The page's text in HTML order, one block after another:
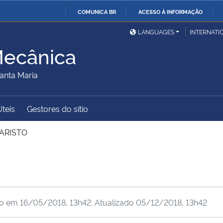
COMUNICA BR ACESSO À INFORMAÇÃO
Ministério da Defesa
Ministério das Relações
Exteriores
Ministério da Cidadania
Ministério do
Desenvolvimento Regional
LANGUAGES
Maria
Gestores do sítio
em 16/05/2018, 13h42. Atualizado 05/12/2018, 13h42